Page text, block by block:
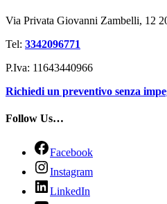
Via Privata Giovanni Zambelli, 12
Tel: 3342096771
P.Iva: 11643440966
Richiedi un preventivo senza
Follow Us…
Facebook
Instagram
LinkedIn